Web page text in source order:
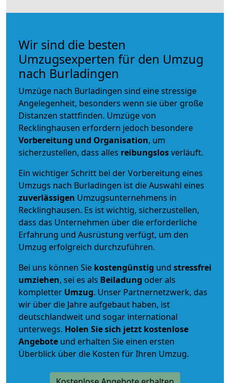
Wir sind die besten
Umzugsexperten für den Umzug
nach Burladingen
Umzüge nach Burladingen sind eine stressige
Angelegenheit, besonders wenn sie über große
Distanzen stattfinden. Umzüge von
Recklinghausen erfordern jedoch besondere
Vorbereitung und Organisation, um
sicherzustellen, dass alles reibungslosverläuft.
Ein wichtiger Schritt bei der Vorbereitung eines
Umzugs nach Burladingen ist die Auswahl eines
zuverlässigen Umzugsunternehmens in
Recklinghausen. Es ist wichtig, sicherzustellen,
dass das Unternehmen über die erforderliche
Erfahrung und Ausrüstung verfügt, um den
Umzug erfolgreich durchzuführen.
Bei uns können Sie kostengünstig und stressfrei
umziehen, sei es als Beiladung oder als
kompletter Umzug. Unser Partnernetzwerk, das
wir über die Jahre aufgebaut haben, ist
deutschlandweit und sogar international
unterwegs. Holen Sie sich jetzt kostenlose
Angebote und erhalten Sie einen ersten
Überblick über die Kosten für Ihren Umzug.